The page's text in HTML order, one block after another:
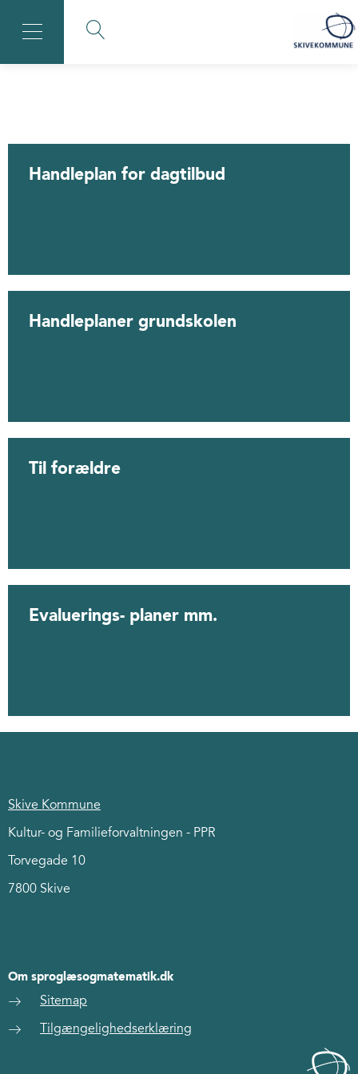
Handleplan for dagtilbud
Handleplaner grundskolen
Til forældre
Evaluerings- planer mm.
Skive Kommune
Kultur- og Familieforvaltningen - PPR
Torvegade 10
7800 Skive
Om sproglæsogmatematik.dk
Sitemap
Tilgængelighedserklæring